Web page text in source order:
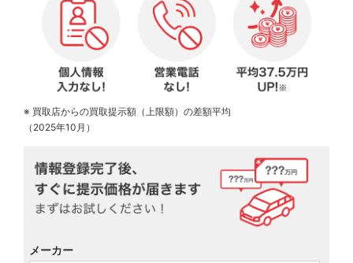
※ 買取店からの買取提示額（上限額）の差額平均
（2025年10月）
メーカー